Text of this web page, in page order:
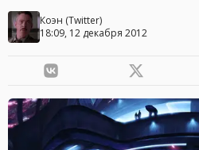
Коэн (Twitter)
18:09, 12 декабря 2012